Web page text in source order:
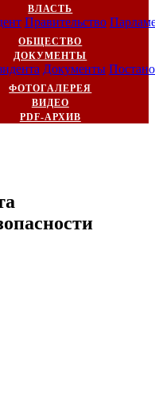
ВЛАСТЬ
Правительство
ОБЩЕСТВО
ДОКУМЕНТЫ
Документы
ФОТОГАЛЕРЕЯ
ВИДЕО
PDF-АРХИВ